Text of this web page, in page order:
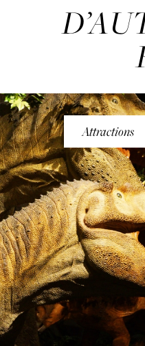
Attractions